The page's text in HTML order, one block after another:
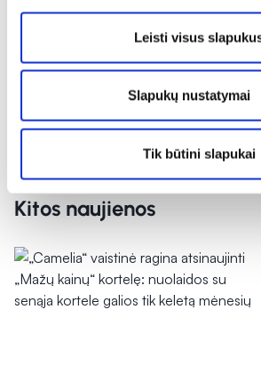
Leisti visus
Slapukų nustatymai
Tik būtini slapukai
pasiskiepyti nuo erkinio
nuo sezoninio gripo.
Kol kas teisės aktuose
vaistinėse bus galima
COVID-19.
Kitos naujienos